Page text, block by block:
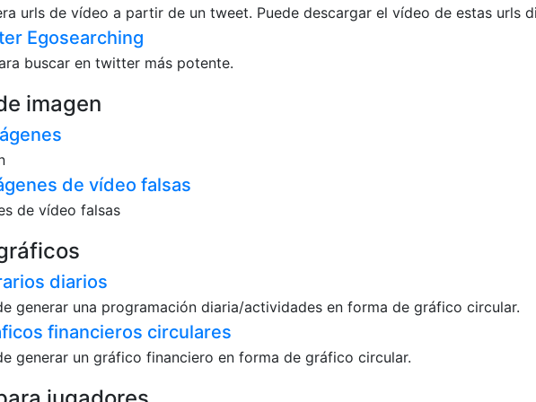
urls de vídeo a partir de un tweet. Puede descargar el vídeo de estas urls
Egosearching
buscar en twitter más potente.
imagen
de vídeo falsas
de vídeo falsas
diarios
generar una programación diaria/actividades en forma de gráfico circular.
financieros circulares
generar un gráfico financiero en forma de gráfico circular.